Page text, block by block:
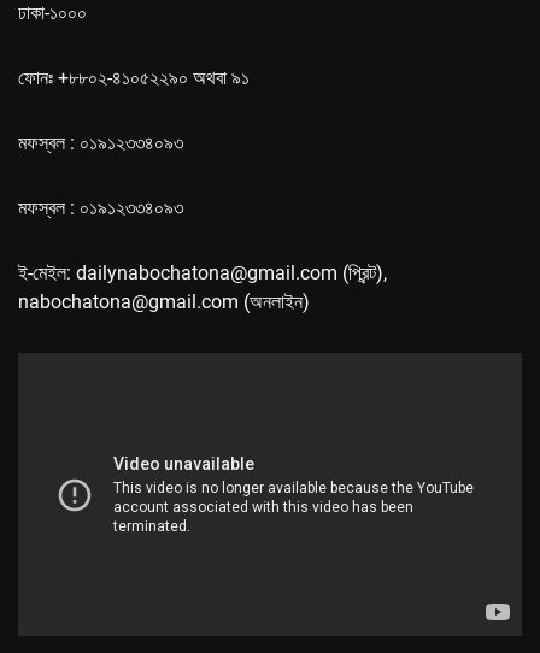
ঢাকা-১০০০
ফোনঃ +৮৮০২-৪১০৫২২৯০ অথবা ৯১
মফস্বল : ০১৯১২৩৩৪০৯৩
মফস্বল : ০১৯১২৩৩৪০৯৩
ই-মেইল: dailynabochatona@gmail.com (প্রিন্ট),
nabochatona@gmail.com (অনলাইন)